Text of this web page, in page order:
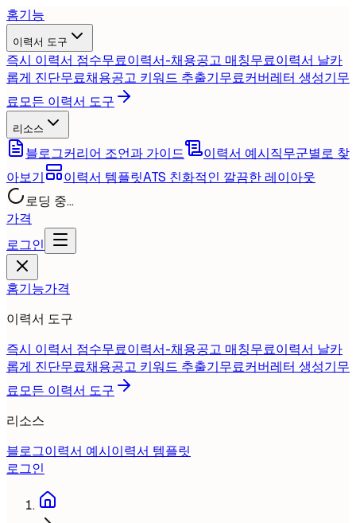
홈기능
이력서 도구
즉시 이력서 점수무료이력서-채용공고 매칭무료이력서 날카
롭게 진단무료채용공고 키워드 추출기무료커버레터 생성기무
료모든 이력서 도구
리소스
블로그커리어 조언과 가이드 이력서 예시직무군별로 찾
아보기
이력서 템플릿ATS 친화적인 깔끔한 레이아웃
로딩 중...
가격
로그인
홈기능가격
이력서 도구
즉시 이력서 점수무료이력서-채용공고 매칭무료이력서 날카
롭게 진단무료채용공고 키워드 추출기무료커버레터 생성기무
료모든 이력서 도구
리소스
블로그이력서 예시이력서 템플릿
로그인